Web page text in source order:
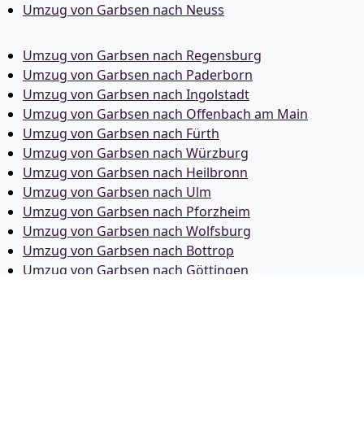
Umzug von Garbsen nach Neuss
Umzug von Garbsen nach Regensburg
Umzug von Garbsen nach Paderborn
Umzug von Garbsen nach Ingolstadt
Umzug von Garbsen nach Offenbach am Main
Umzug von Garbsen nach Fürth
Umzug von Garbsen nach Würzburg
Umzug von Garbsen nach Heilbronn
Umzug von Garbsen nach Ulm
Umzug von Garbsen nach Pforzheim
Umzug von Garbsen nach Wolfsburg
Umzug von Garbsen nach Bottrop
Umzug von Garbsen nach Göttingen